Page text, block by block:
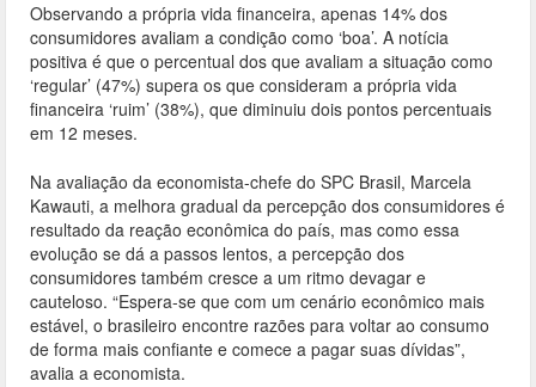
Observando a própria vida financeira, apenas 14% dos
consumidores avaliam a condição como ‘boa’. A notícia
positiva é que o percentual dos que avaliam a situação como
‘regular’ (47%) supera os que consideram a própria vida
financeira ‘ruim’ (38%), que diminuiu dois pontos percentuais
em 12 meses.
Na avaliação da economista-chefe do SPC Brasil, Marcela
Kawauti, a melhora gradual da percepção dos consumidores é
resultado da reação econômica do país, mas como essa
evolução se dá a passos lentos, a percepção dos
consumidores também cresce a um ritmo devagar e
cauteloso. “Espera-se que com um cenário econômico mais
estável, o brasileiro encontre razões para voltar ao consumo
de forma mais confiante e comece a pagar suas dívidas”,
avalia a economista.